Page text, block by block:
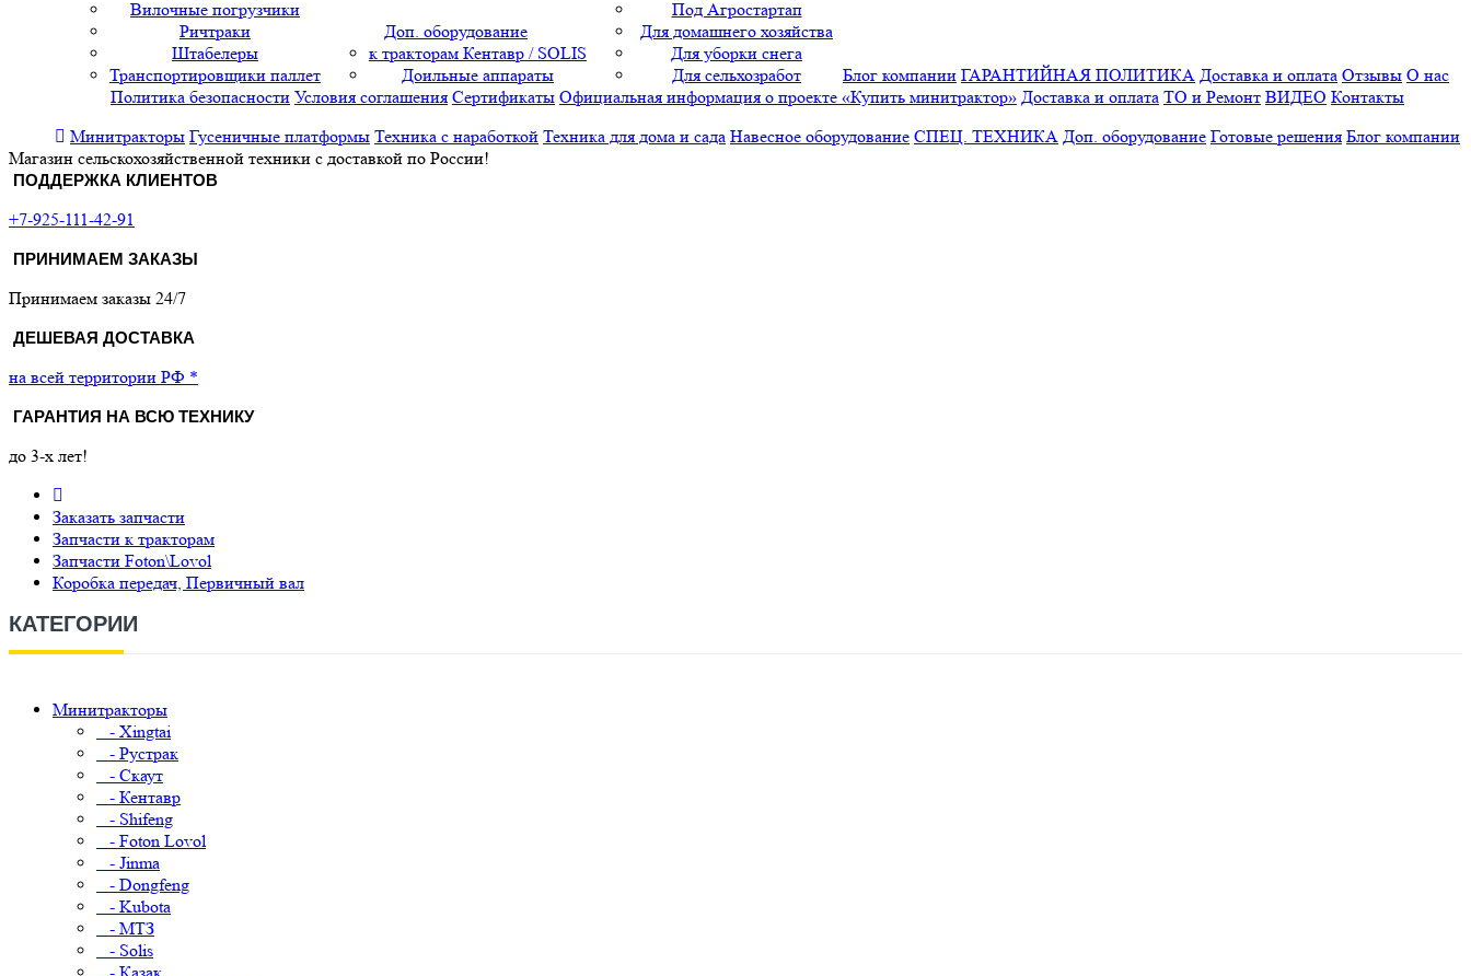
Вилочные погрузчики
Ричтраки
Штабелеры
Транспортировщики паллет
Доп. оборудование
к тракторам Кентавр / SOLIS
Доильные аппараты
Под Агростартап
Для домашнего хозяйства
Для уборки снега
Для сельхозработ
Блог компании ГАРАНТИЙНАЯ ПОЛИТИКА Доставка и оплата Отзывы О нас
Политика безопасности Условия соглашения Сертификаты Официальная информация о проекте «Купить минитрактор» Доставка и оплата ТО и Ремонт ВИДЕО Контакты
Минитракторы Гусеничные платформы Техника с наработкой Техника для дома и сада Навесное оборудование СПЕЦ. ТЕХНИКА Доп. оборудование Готовые решения Блог компании
Магазин сельскохозяйственной техники с доставкой по России!
ПОДДЕРЖКА КЛИЕНТОВ
+7-925-111-42-91
ПРИНИМАЕМ ЗАКАЗЫ
Принимаем заказы 24/7
ДЕШЕВАЯ ДОСТАВКА
на всей территории РФ *
ГАРАНТИЯ НА ВСЮ ТЕХНИКУ
до 3-х лет!
Заказать запчасти
Запчасти к тракторам
Запчасти Foton\Lovol
Коробка передач, Первичный вал
КАТЕГОРИИ
Минитракторы
- Xingtai
- Рустрак
- Скаут
- Кентавр
- Shifeng
- Foton Lovol
- Jinma
- Dongfeng
- Kubota
- МТЗ
- Solis